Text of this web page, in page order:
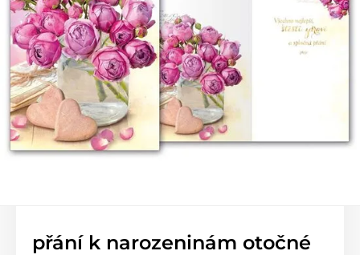
přání k narozeninám otočné